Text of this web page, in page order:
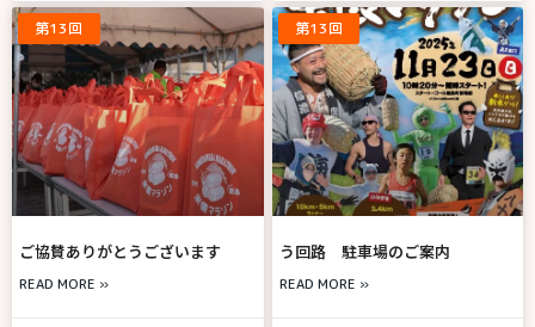
第13回
ご協賛ありがとうございます
READ MORE »
第13回
う回路 駐車場のご案内
READ MORE »